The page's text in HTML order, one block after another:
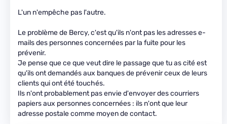
L'un n'empêche pas l'autre.
Le problème de Bercy, c'est qu'ils n'ont pas les adresses e-
mails des personnes concernées par la fuite pour les
prévenir.
Je pense que ce que veut dire le passage que tu as cité est
qu'ils ont demandés aux banques de prévenir ceux de leurs
clients qui ont été touchés.
Ils n'ont probablement pas envie d'envoyer des courriers
papiers aux personnes concernées : ils n'ont que leur
adresse postale comme moyen de contact.